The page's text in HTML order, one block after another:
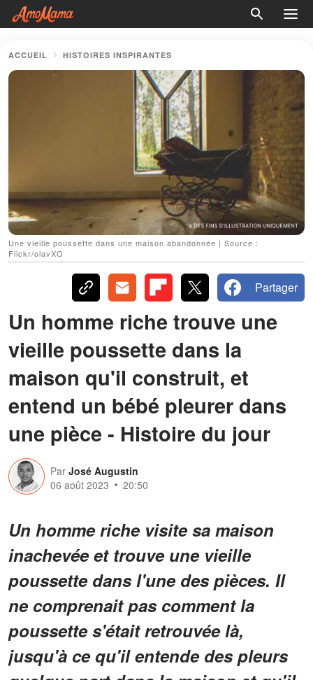
ACCUEIL HISTOIRES INSPIRANTES
Une vieille poussette dans une maison abandonnée | Source :
Flickr/olavXO
Partager
Un homme riche trouve une
vieille poussette dans la
maison qu'il construit, et
entend un bébé pleurer dans
une pièce - Histoire du jour
Par José Augustin
06 août 2023
20:50
Un homme riche visite sa maison
inachevée et trouve une vieille
poussette dans l'une des pièces. Il
ne comprenait pas comment la
poussette s'était retrouvée là,
jusqu'à ce qu'il entende des pleurs